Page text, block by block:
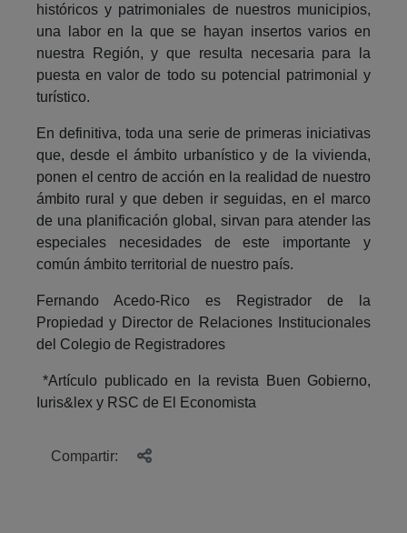
históricos y patrimoniales de nuestros municipios,
una labor en la que se hayan insertos varios en
nuestra Región, y que resulta necesaria para la
puesta en valor de todo su potencial patrimonial y
turístico.
En definitiva, toda una serie de primeras iniciativas
que, desde el ámbito urbanístico y de la vivienda,
ponen el centro de acción en la realidad de nuestro
ámbito rural y que deben ir seguidas, en el marco
de una planificación global, sirvan para atender las
especiales necesidades de este importante y
común ámbito territorial de nuestro país.
Fernando Acedo-Rico es Registrador de la
Propiedad y Director de Relaciones Institucionales
del Colegio de Registradores
*Artículo publicado en la revista Buen Gobierno,
Iuris&lex y RSC de El Economista
Compartir: